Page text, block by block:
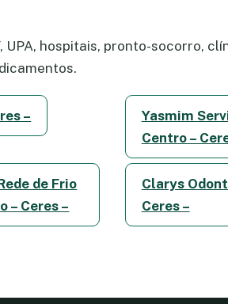
UPA, hospitais, pronto-socorro,
–
Yasmim
Centro –
de Frio
– Ceres –
Clarys
Ceres –